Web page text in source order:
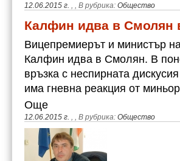
12.06.2015 г. , , В рубрика: Общество
Калфин идва в Смолян
Вицепремиерът и министър
Калфин идва в Смолян. В
връзка с неспирната
има гневна реакция от
12.06.2015 г. , , В рубрика: Общество
Още